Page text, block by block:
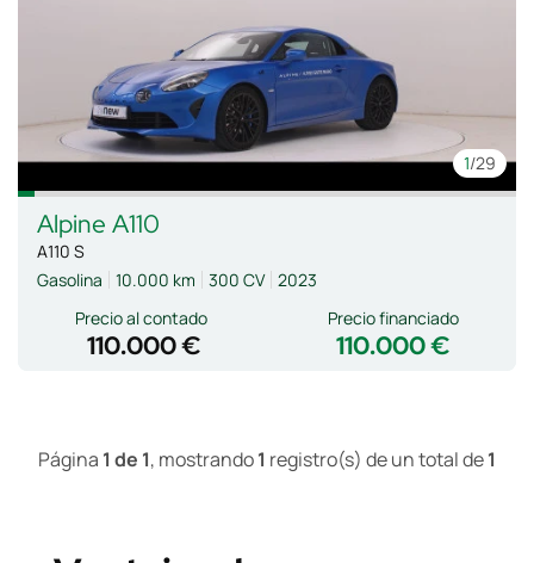
1/29
Alpine A110
A110 S
Gasolina
10.000 km 300 CV 2023
Precio al contado
110.000 € 110.000 €
Precio financiado
Página 1 de 1, mostrando1 registro(s) de un total de1